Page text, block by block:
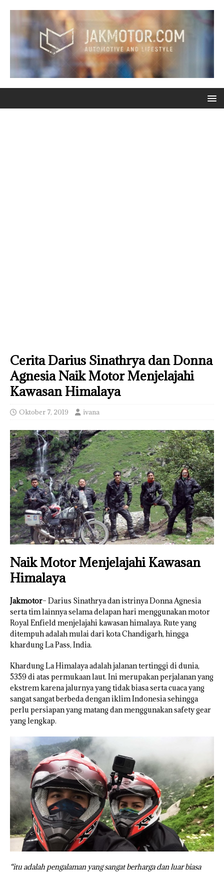
Cerita Darius Sinathrya dan Donna
Agnesia Naik Motor Menjelajahi
Kawasan Himalaya
Oktober 7, 2019 ivana
Naik Motor Menjelajahi Kawasan
Himalaya
Jakmotor– Darius Sinathrya dan istrinya Donna Agnesia
serta tim lainnya selama delapan hari menggunakan motor
Royal Enfield menjelajahi kawasan himalaya. Rute yang
ditempuh adalah mulai dari kota Chandigarh, hingga
khardung La Pass, India.
Khardung La Himalaya adalah jalanan tertinggi di dunia,
5359 di atas permukaan laut. Ini merupakan perjalanan yang
ekstrem karena jalurnya yang tidak biasa serta cuaca yang
sangat sangat berbeda dengan iklim Indonesia sehingga
perlu persiapan yang matang dan menggunakan safety gear
yang lengkap.
“itu adalah pengalaman yang sangat berharga dan luar biasa